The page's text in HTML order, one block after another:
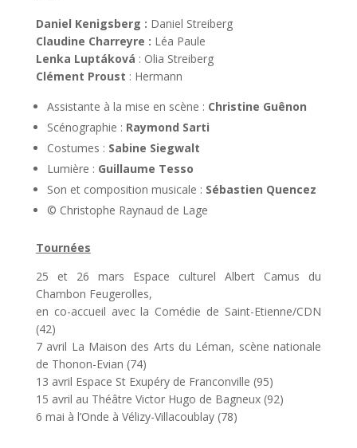
Daniel Kenigsberg : Daniel Streiberg
Claudine Charreyre : Léa Paule
Lenka Luptáková : Olia Streiberg
Clément Proust : Hermann
Assistante à la mise en scène : Christine Guênon
Scénographie : Raymond Sarti
Costumes : Sabine Siegwalt
Lumière : Guillaume Tesso
Son et composition musicale : Sébastien Quencez
© Christophe Raynaud de Lage
Tournées
25 et 26 mars Espace culturel Albert Camus du
Chambon Feugerolles,
en co-accueil avec la Comédie de Saint-Etienne/CDN
(42)
7 avril La Maison des Arts du Léman, scène nationale
de Thonon-Evian (74)
13 avril Espace St Exupéry de Franconville (95)
15 avril au Théâtre Victor Hugo de Bagneux (92)
6 mai à l’Onde à Vélizy-Villacoublay (78)